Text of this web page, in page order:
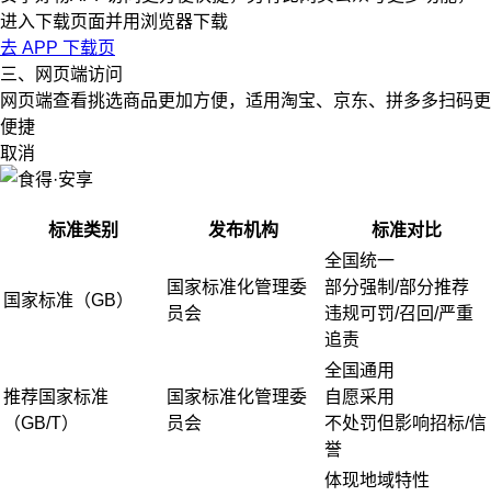
进入下载页面并用浏览器下载
去 APP 下载页
三、网页端访问
网页端查看挑选商品更加方便，适用淘宝、京东、拼多多扫码更
便捷
取消
标准类别 发布机构 标准对比
国家标准（GB）
国家标准化管理委
员会
全国统一
部分强制/部分推荐
违规可罚/召回/严重
追责
推荐国家标准
（GB/T）
国家标准化管理委
员会
全国通用
自愿采用
不处罚但影响招标/信
誉
体现地域特性